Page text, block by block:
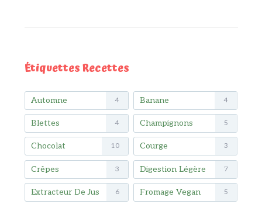
Étiquettes Recettes
Automne 4 Banane 4
Blettes 4 Champignons 5
Chocolat 10 Courge 3
Crêpes 3 Digestion Légère 7
Extracteur De Jus 6 Fromage Vegan 5